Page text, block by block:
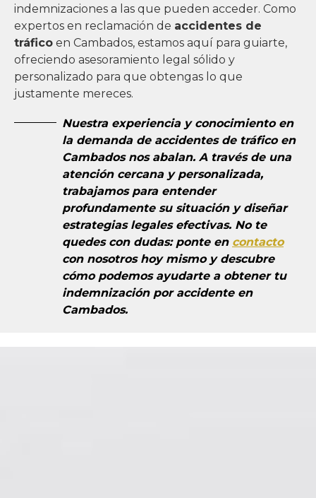
indemnizaciones a las que pueden acceder. Como
expertos en reclamación de accidentes de
tráfico en Cambados, estamos aquí para guiarte,
ofreciendo asesoramiento legal sólido y
personalizado para que obtengas lo que
justamente mereces.
Nuestra experiencia y conocimientoen
la demanda de accidentes de tráfico en
Cambados nos abalan. A través de una
atención cercana y personalizada,
trabajamos para entender
profundamente su situación y diseñar
estrategias legales efectivas. No te
quedes con dudas: ponte en contacto
con nosotros hoy mismo y descubre
cómo podemos ayudarte a obtener tu
indemnizaciónpor accidente en
Cambados.